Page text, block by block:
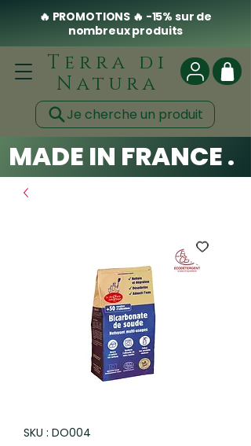
🔥 PROMOTIONS 🔥 -15% sur de
nombreux produits
Terra di
Natura
Je cherche un produit
MADE IN FRANCE .
SKU : DO004